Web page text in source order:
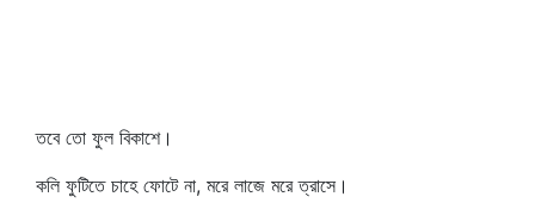
তবে তো ফুল বিকাশে।
কলি ফুটিতে চাহে ফোটে না, মরে লাজে মরে ত্রাসে।